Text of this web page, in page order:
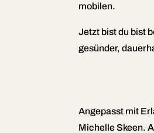
mobilen.
Jetzt bist du bist
gesünder,
Angepasst mit
Michelle Skeen.